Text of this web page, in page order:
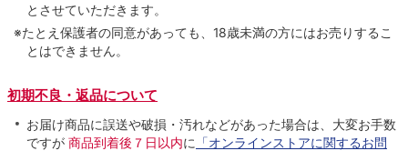
とさせていただきます。
※たとえ保護者の同意があっても、18歳未満の方にはお売りするこ
とはできません。
初期不良・返品について
お届け商品に誤送や破損・汚れなどがあった場合は、大変お手数
ですが 商品到着後７日以内に 「オンラインストアに関するお問